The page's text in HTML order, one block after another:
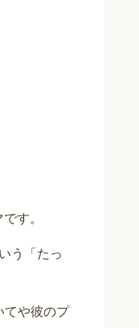
す。
う「たっ
てや彼のプ